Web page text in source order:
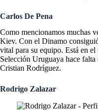
Carlos De Pena
Como mencionamos muchas
Kiev. Con el Dinamo
vital para su equipo. Está en
Selección Uruguaya hace
Cristian Rodríguez.
Rodrigo Zalazar